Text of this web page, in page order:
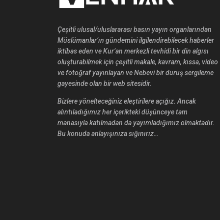
Çeşitli ulusal/uluslararası basın yayın organlarından
Müslümanlar’ın gündemini ilgilendirebilecek haberler
iktibas eden ve Kur’an merkezli tevhidi bir din algısı
oluşturabilmek için çeşitli makale, kavram, kıssa, video
ve fotoğraf yayınlayan ve Nebevi bir duruş sergileme
gayesinde olan bir web sitesidir.
Bizlere yönelteceğiniz eleştirilere açığız. Ancak
alıntıladığımız her içerikteki düşünceye tam
manasıyla katılmadan da yayımladığımız olmaktadır.
Bu konuda anlayışınıza sığınırız…